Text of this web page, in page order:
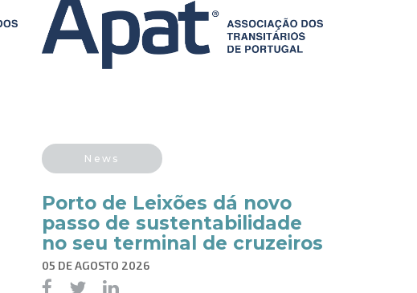
News
Porto de Leixões dá novo
passo de sustentabilidade
no seu terminal de cruzeiros
05 DE AGOSTO 2026